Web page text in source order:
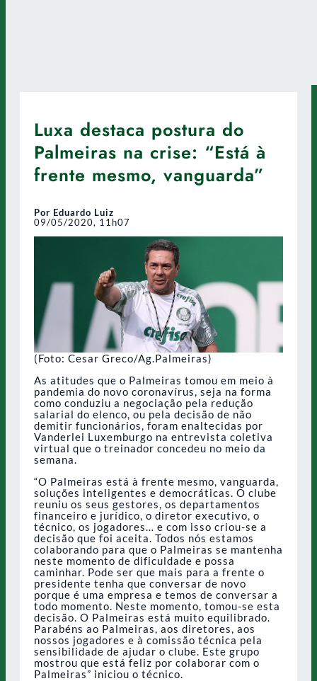
Luxa destaca postura do
Palmeiras na crise: “Está à
frente mesmo, vanguarda”
Por Eduardo Luiz
09/05/2020, 11h07
(Foto: Cesar Greco/Ag.Palmeiras)
As atitudes que o Palmeiras tomou em meio à
pandemia do novo coronavírus, seja na forma
como conduziu a negociação pela redução
salarial do elenco, ou pela decisão de não
demitir funcionários, foram enaltecidas por
Vanderlei Luxemburgo na entrevista coletiva
virtual que o treinador concedeu no meio da
semana.
“O Palmeiras está à frente mesmo, vanguarda,
soluções inteligentes e democráticas. O clube
reuniu os seus gestores, os departamentos
financeiro e jurídico, o diretor executivo, o
técnico, os jogadores… e com isso criou-se a
decisão que foi aceita. Todos nós estamos
colaborando para que o Palmeiras se mantenha
neste momento de dificuldade e possa
caminhar. Pode ser que mais para a frente o
presidente tenha que conversar de novo
porque é uma empresa e temos de conversar a
todo momento. Neste momento, tomou-se esta
decisão. O Palmeiras está muito equilibrado.
Parabéns ao Palmeiras, aos diretores, aos
nossos jogadores e à comissão técnica pela
sensibilidade de ajudar o clube. Este grupo
mostrou que está feliz por colaborar com o
Palmeiras” iniciou o técnico.